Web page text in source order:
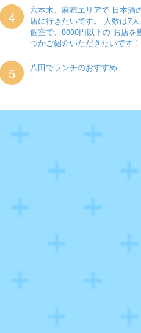
4
六本木、麻布エリアで 日本酒
店に行きたいです。 人数は7人
個室で、8000円以下の お店を
つかご紹介いただきたいです！
5 八田でランチのおすすめ